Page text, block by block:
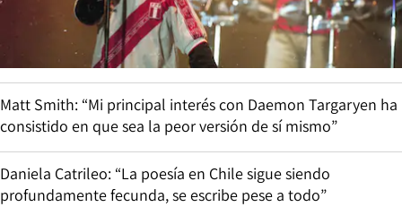
Matt Smith: “Mi principal interés con Daemon Targaryen ha
consistido en que sea la peor versión de sí mismo”
Daniela Catrileo: “La poesía en Chile sigue siendo
profundamente fecunda, se escribe pese a todo”